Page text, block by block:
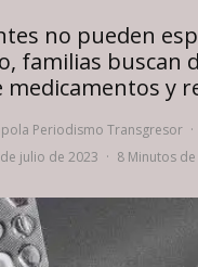
no pueden
familias buscan
medicamentos y
Periodismo Transgresor ·
julio de 2023 · 8 Minutos